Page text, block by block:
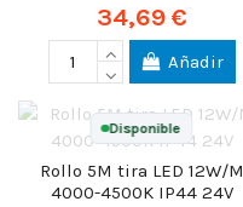
34,69 €
Añadir
Disponible
Rollo 5M tira LED 12W/M
4000-4500K IP44 24V